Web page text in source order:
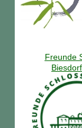
Freunde